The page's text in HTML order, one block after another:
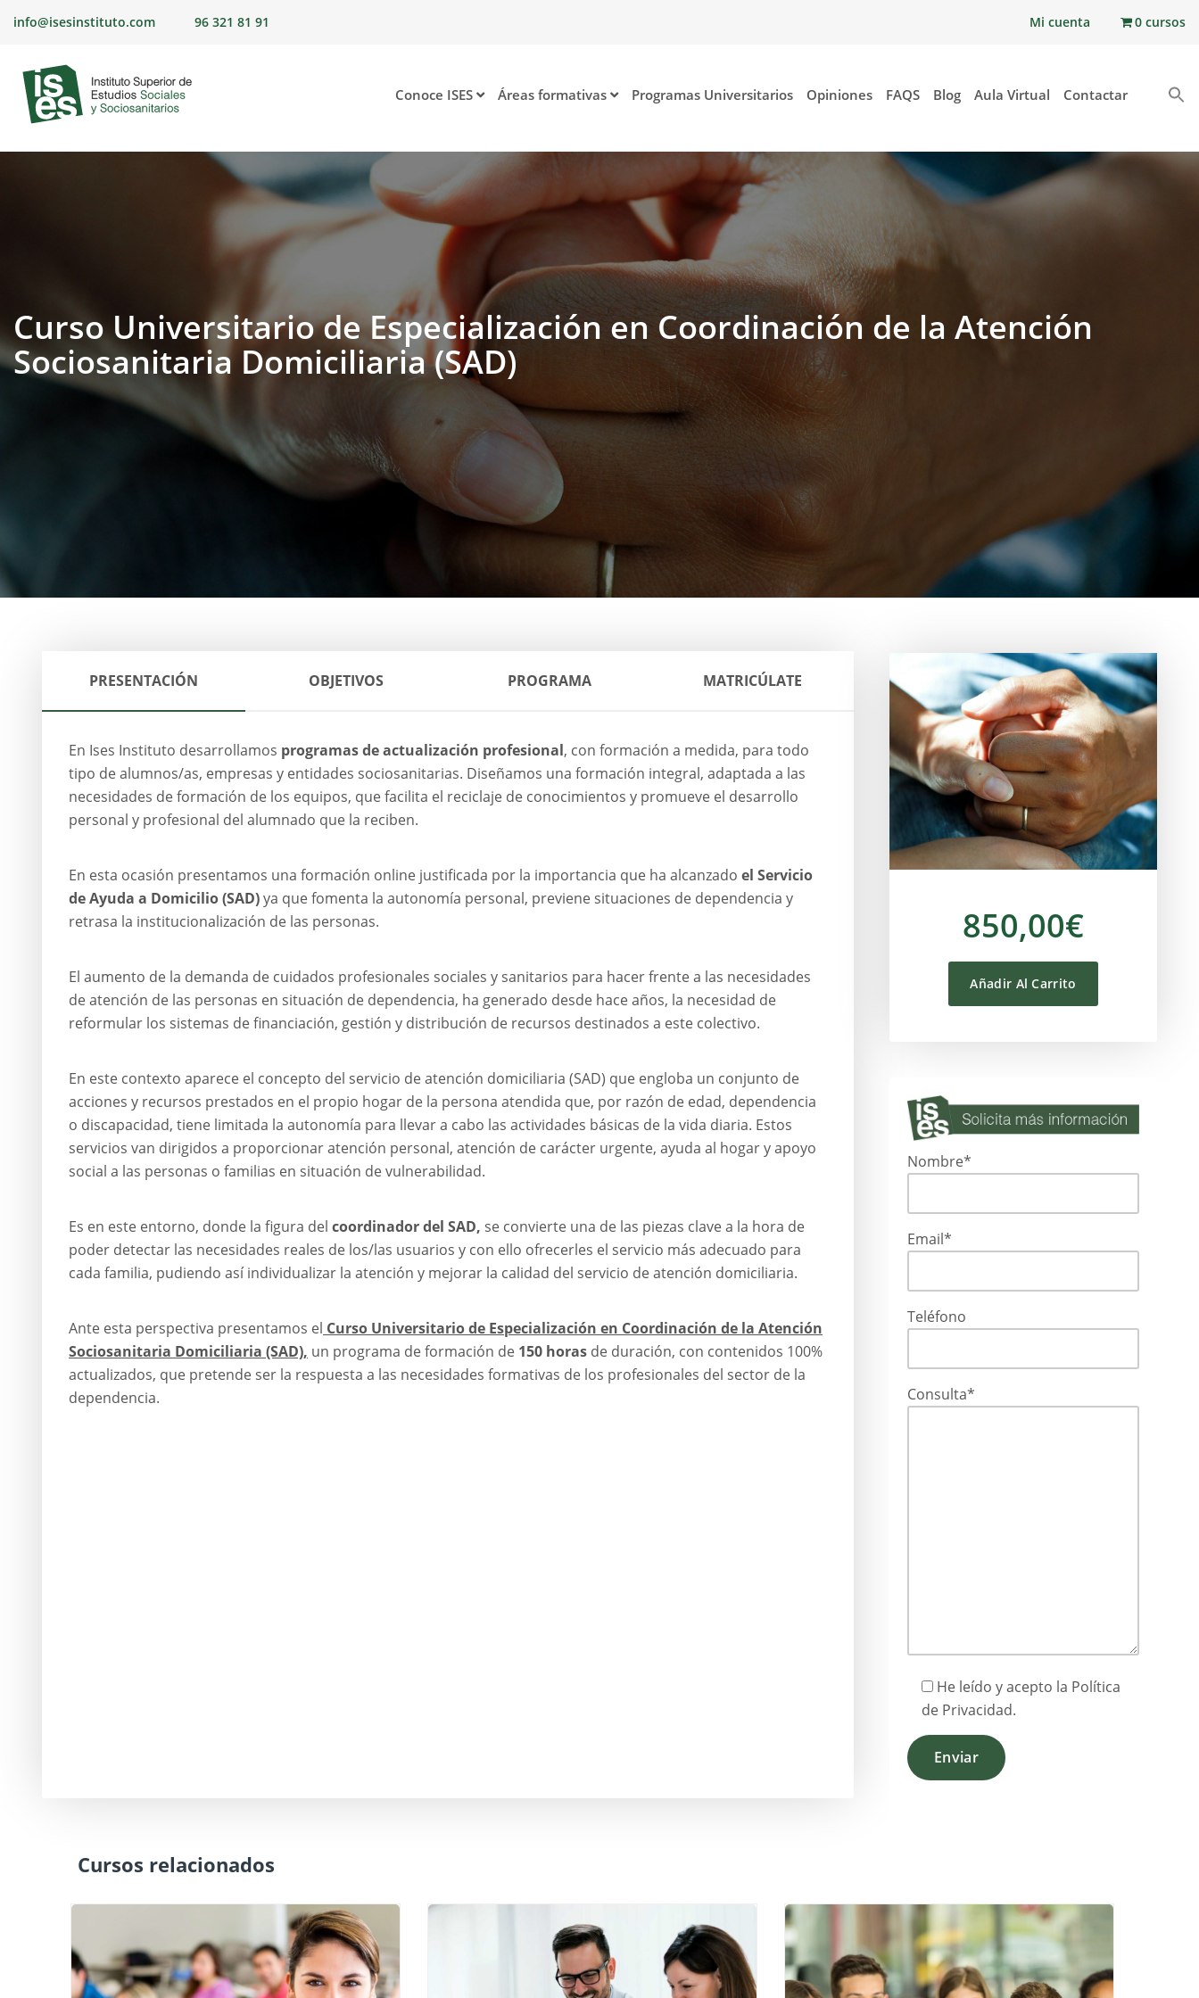
info@isesinstituto.com 96 321 81 91 Mi cuenta 0 cursos
Conoce ISES Áreas formativas Programas Universitarios Opiniones FAQS Blog Aula Virtual Contactar
Curso Universitario de Especialización en Coordinación de la Atención
Sociosanitaria Domiciliaria (SAD)
PRESENTACIÓN OBJETIVOS PROGRAMA MATRICÚLATE
En Ises Instituto desarrollamos programas de actualización profesional, con formación a medida, para todo
tipo de alumnos/as, empresas y entidades sociosanitarias. Diseñamos una formación integral, adaptada a las
necesidades de formación de los equipos, que facilita el reciclaje de conocimientos y promueve el desarrollo
personal y profesional del alumnado que la reciben.
En esta ocasión presentamos una formación online justificada por la importancia que ha alcanzado el Servicio
de Ayuda a Domicilio (SAD)ya que fomenta la autonomía personal, previene situaciones de dependencia y
retrasa la institucionalización de las personas.
El aumento de la demanda de cuidados profesionales sociales y sanitarios para hacer frente a las necesidades
de atención de las personas en situación de dependencia, ha generado desde hace años, la necesidad de
reformular los sistemas de financiación, gestión y distribución de recursos destinados a este colectivo.
En este contexto aparece el concepto del servicio de atención domiciliaria (SAD) que engloba un conjunto de
acciones y recursos prestados en el propio hogar de la persona atendida que, por razón de edad, dependencia
o discapacidad, tiene limitada la autonomía para llevar a cabo las actividades básicas de la vida diaria. Estos
servicios van dirigidos a proporcionar atención personal, atención de carácter urgente, ayuda al hogar y apoyo
social a las personas o familias en situación de vulnerabilidad.
Es en este entorno, donde la figura del coordinador del SAD, se convierte una de las piezas clave a la hora de
poder detectar las necesidades reales de los/las usuarios y con ello ofrecerles el servicio más adecuado para
cada familia, pudiendo así individualizar la atención y mejorar la calidad del servicio de atención domiciliaria.
Ante esta perspectiva presentamos el Curso Universitario de Especialización en Coordinación de la Atención
Sociosanitaria Domiciliaria (SAD), un programa de formación de 150 horas de duración, con contenidos 100%
actualizados, que pretende ser la respuesta a las necesidades formativas de los profesionales del sector de la
dependencia.
850,00€
Añadir Al Carrito
Nombre*
Email*
Teléfono
Consulta*
He leído y acepto la Política
de Privacidad.
Cursos relacionados